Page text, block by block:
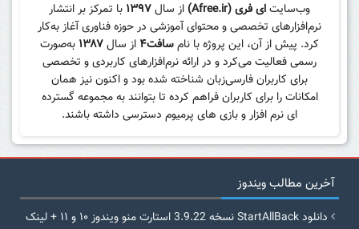
وب‌سایتای فری (Afree.ir) از سال۱۳۹۷ با تمرکز بر انتشار
نرم‌افزارهای تخصصی و محتوای آموزشی در حوزه فناوری آغاز به‌کار
کرد. پیش از آن، این پروژه با نامسافت۴ از سال۱۳۸۷ به‌صورت
رسمی فعالیت می‌کرد و در ارائه نرم‌افزارهای کاربردی و تخصصی
برای کاربران فارسی‌زبان شناخته شده بود و اکنون نیز همان
امکانات را برای کاربران فراهم کرده تا بتوانند به مجموعه گسترده
ای نرم افزار و بازی های پرمیوم دسترسی داشته باشند.
آخرین مطالب ویندوز
دانلود StartAllBack نسخه 3.9.22 استارت منو ویندوز ۱۰ و ۱۱ + لینک